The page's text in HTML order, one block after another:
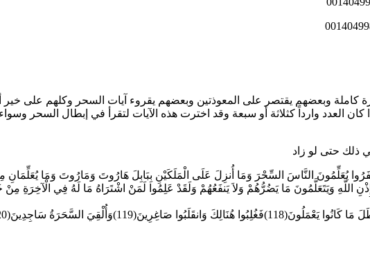
كاملة وبعضهم يقتصر على المعوذتين وبعضهم يقروء آيات السحر وكلهم على
العدد وارداً كثلاثة أو سبعة وقد اخترت هذه الآيات لتقرأ في إبطال السحر
ذلك حتى لو زاد
يُعَلِّمُونَ النَّاسَ السِّحْرَ وَمَا أُنزِلَ عَلَى الْمَلَكَيْنِ بِبَابِلَ هَارُوتَ وَمَارُوتَ وَمَا يُعَلِّمَانِ
اللَّهِ وَيَتَعَلَّمُونَ مَا يَضُرُّهُمْ وَلاَ يَنفَعُهُمْ وَلَقَدْ عَلِمُوا لَمَنْ اشْتَرَاهُ مَا لَهُ فِي الْآخِرَةِ مِنْ